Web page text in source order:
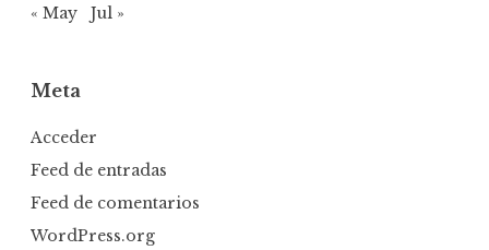
« May Jul »
Meta
Acceder
Feed de entradas
Feed de comentarios
WordPress.org